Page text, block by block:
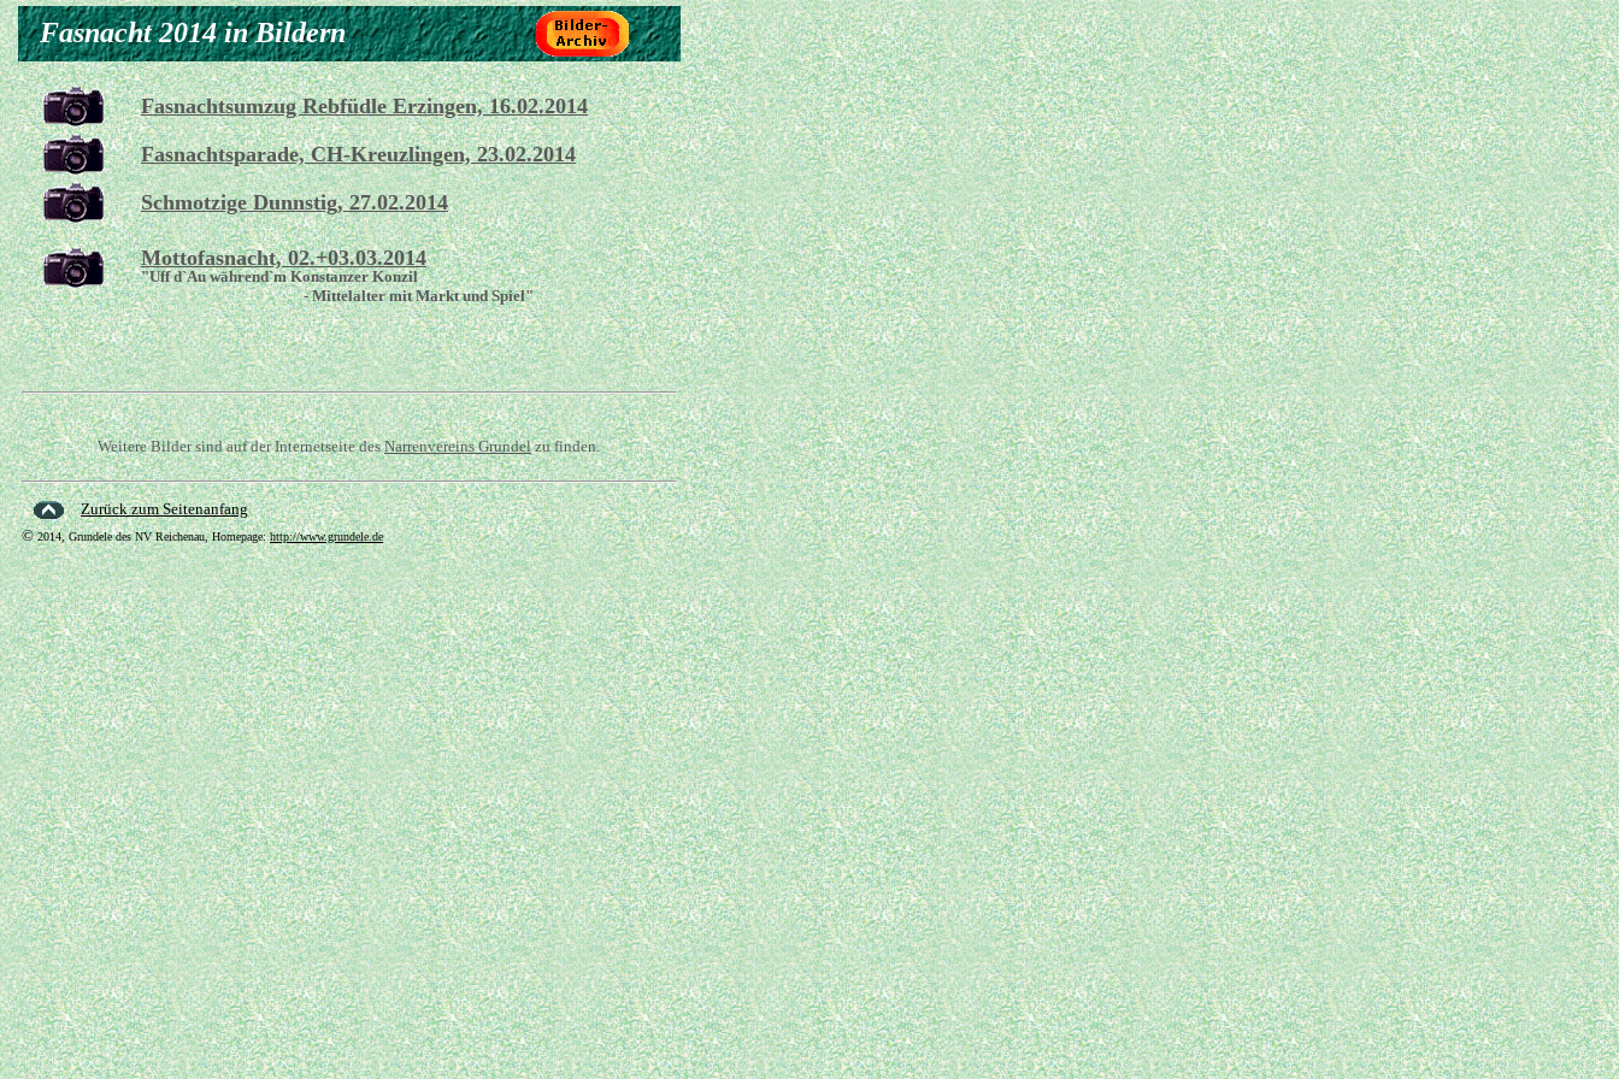
Fasnacht 2014 in Bildern
Fasnachtsumzug Rebfüdle Erzingen, 16.02.2014
Fasnachtsparade, CH-Kreuzlingen, 23.02.2014
Schmotzige Dunnstig, 27.02.2014
Mottofasnacht, 02.+03.03.2014
"Uff d`Au während`m Konstanzer Konzil
- Mittelalter mit Markt und Spiel"
Weitere Bilder sind auf der Internetseite desNarrenvereins Grundelzu finden.
Zurück zum Seitenanfang
©2014, Grundele des NV Reichenau, Homepage:http://www.grundele.de